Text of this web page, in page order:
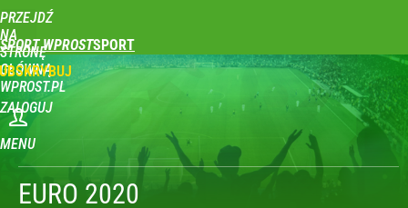
PRZEJDŹ
NA
STRONĘ
GŁÓWNĄ
WPROST.PL
SPORT WPROST
ZALOGUJ
MENU
EURO 2020